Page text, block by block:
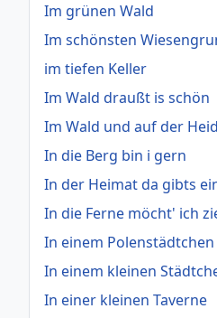
Im grünen Wald
Im schönsten
im tiefen Keller
Im Wald draußt is schön
Im Wald und auf der
In die Berg bin i gern
In der Heimat da gibts
In die Ferne möcht' ich
In einem Polenstädtchen
In einem kleinen
In einer kleinen Taverne